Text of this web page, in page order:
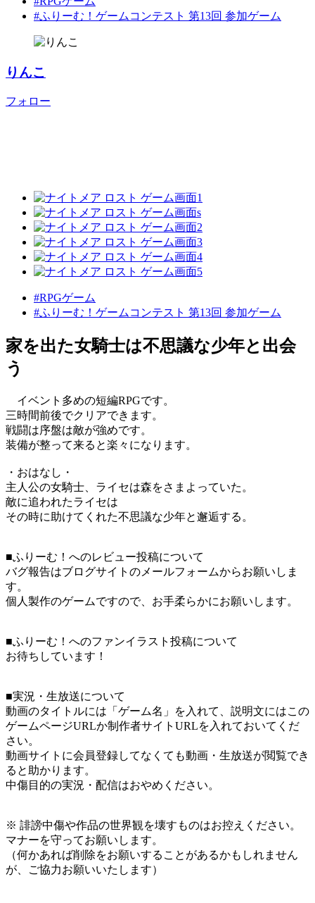
#ふりーむ！ゲームコンテスト 第13回 参加ゲーム
りんこ
フォロー
#RPGゲーム
#ふりーむ！ゲームコンテスト 第13回 参加ゲーム
家を出た女騎士は不思議な少年と出会
う
イベント多めの短編RPGです。
三時間前後でクリアできます。
戦闘は序盤は敵が強めです。
装備が整って来ると楽々になります。
・おはなし・
主人公の女騎士、ライセは森をさまよっていた。
敵に追われたライセは
その時に助けてくれた不思議な少年と邂逅する。
■ふりーむ！へのレビュー投稿について
バグ報告はブログサイトのメールフォームからお願いしま
す。
個人製作のゲームですので、お手柔らかにお願いします。
■ふりーむ！へのファンイラスト投稿について
お待ちしています！
■実況・生放送について
動画のタイトルには「ゲーム名」を入れて、説明文にはこの
ゲームページURLか制作者サイトURLを入れておいてくだ
さい。
動画サイトに会員登録してなくても動画・生放送が閲覧でき
ると助かります。
中傷目的の実況・配信はおやめください。
※ 誹謗中傷や作品の世界観を壊すものはお控えください。
マナーを守ってお願いします。
（何かあれば削除をお願いすることがあるかもしれません
が、ご協力お願いいたします）